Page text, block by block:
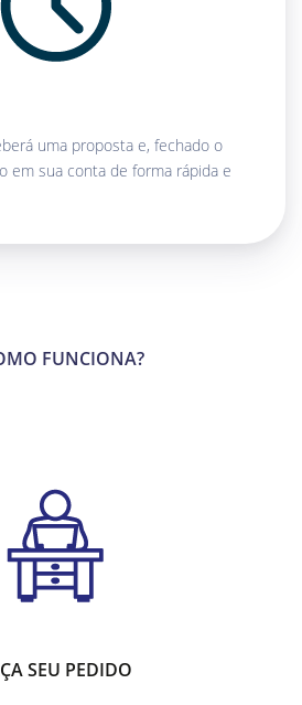
uma proposta e, fechado o
em sua conta de forma rápida e
FUNCIONA?
SEU PEDIDO